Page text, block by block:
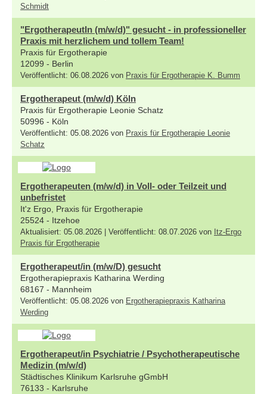
Schmidt
"ErgotherapeutIn (m/w/d)" gesucht - in professioneller
Praxis mit herzlichem und tollem Team!
Praxis für Ergotherapie
12099 - Berlin
Veröffentlicht: 06.08.2026 von Praxis für Ergotherapie K. Bumm
Ergotherapeut (m/w/d) Köln
Praxis für Ergotherapie Leonie Schatz
50996 - Köln
Veröffentlicht: 05.08.2026 von Praxis für Ergotherapie Leonie
Schatz
Ergotherapeuten (m/w/d) in Voll- oder Teilzeit und
unbefristet
It'z Ergo, Praxis für Ergotherapie
25524 - Itzehoe
Aktualisiert: 05.08.2026 | Veröffentlicht: 08.07.2026 von Itz-Ergo
Praxis für Ergotherapie
Ergotherapeut/in (m/w/D) gesucht
Ergotherapiepraxis Katharina Werding
68167 - Mannheim
Veröffentlicht: 05.08.2026 von Ergotherapiepraxis Katharina
Werding
Ergotherapeut/in Psychiatrie / Psychotherapeutische
Medizin (m/w/d)
Städtisches Klinikum Karlsruhe gGmbH
76133 - Karlsruhe